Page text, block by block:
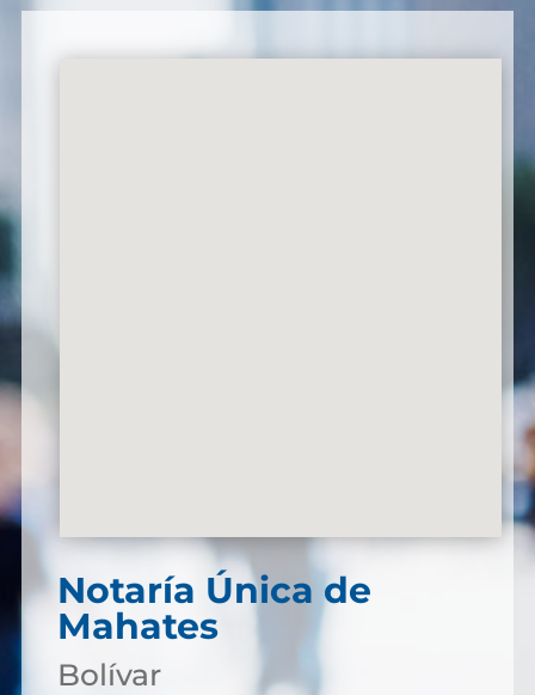
Notaría Única de
Mahates
Bolívar